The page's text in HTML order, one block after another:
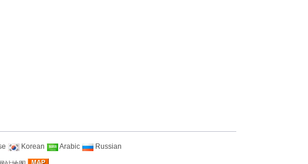
Korean Arabic Russian